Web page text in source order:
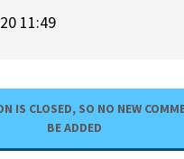
11:49
IS CLOSED, SO NO NEW
BE ADDED